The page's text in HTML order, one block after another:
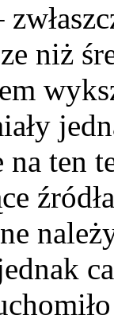
niż
na ten